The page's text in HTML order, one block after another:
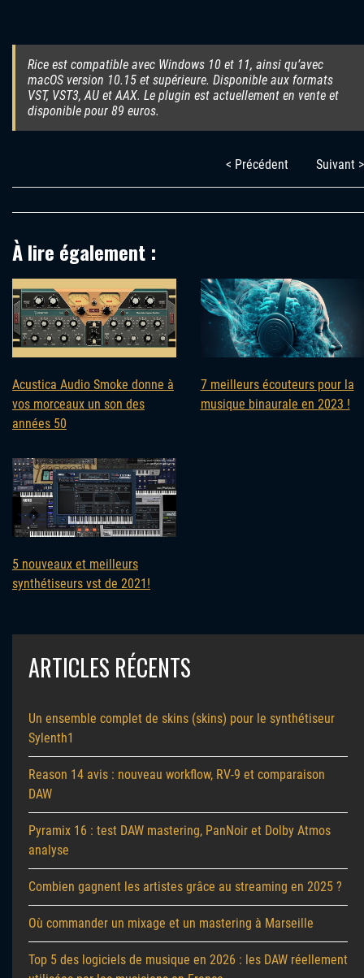
Rice est compatible avec Windows 10 et 11, ainsi qu’avec
macOS version 10.15 et supérieure. Disponible aux formats
VST, VST3, AU et AAX. Le plugin est actuellement en vente et
disponible pour 89 euros.
< Précédent Suivant >
À lire également :
Acustica Audio Smoke donne à
vos morceaux un son des
années 50
7 meilleurs écouteurs pour la
musique binaurale en 2023 !
5 nouveaux et meilleurs
synthétiseurs vst de 2021!
ARTICLES RÉCENTS
Un ensemble complet de skins (skins) pour le synthétiseur
Sylenth1
Reason 14 avis : nouveau workflow, RV-9 et comparaison
DAW
Pyramix 16 : test DAW mastering, PanNoir et Dolby Atmos
analyse
Combien gagnent les artistes grâce au streaming en 2025 ?
Où commander un mixage et un mastering à Marseille
Top 5 des logiciels de musique en 2026 : les DAW réellement